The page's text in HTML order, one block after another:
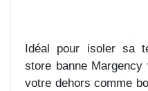
Idéal pour isoler sa
store banne Margency
votre dehors comme